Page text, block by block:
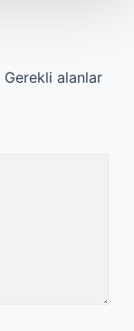
Gerekli alanlar